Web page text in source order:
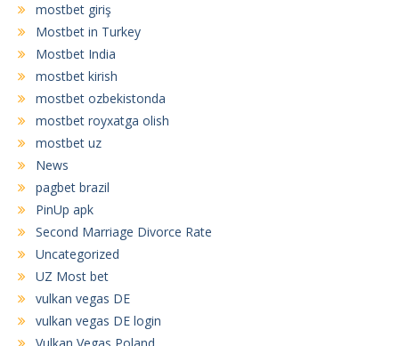
mostbet giriş
Mostbet in Turkey
Mostbet India
mostbet kirish
mostbet ozbekistonda
mostbet royxatga olish
mostbet uz
News
pagbet brazil
PinUp apk
Second Marriage Divorce Rate
Uncategorized
UZ Most bet
vulkan vegas DE
vulkan vegas DE login